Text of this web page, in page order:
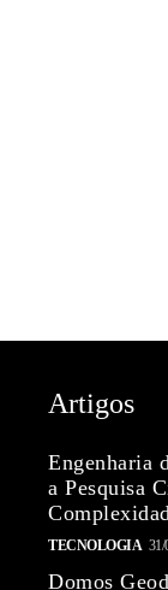
Artigos
Engenharia
a Pesquisa
TECNOLOGIA 31/
Domos